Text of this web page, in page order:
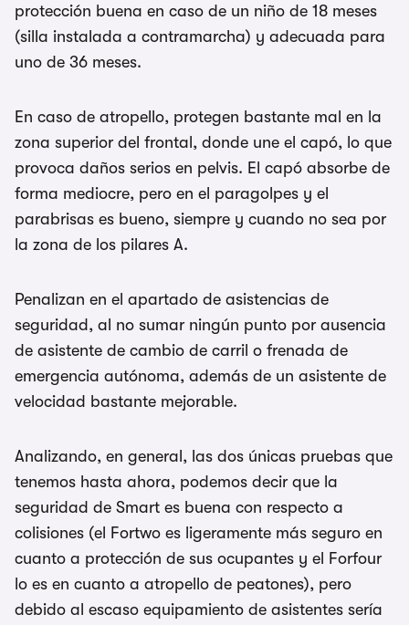
protección buena en caso de un niño de 18 meses
(silla instalada a contramarcha) y adecuada para
uno de 36 meses.
En caso de atropello, protegen bastante mal en la
zona superior del frontal, donde une el capó, lo que
provoca daños serios en pelvis. El capó absorbe de
forma mediocre, pero en el paragolpes y el
parabrisas es bueno, siempre y cuando no sea por
la zona de los pilares A.
Penalizan en el apartado de asistencias de
seguridad, al no sumar ningún punto por ausencia
de asistente de cambio de carril o frenada de
emergencia autónoma, además de un asistente de
velocidad bastante mejorable.
Analizando, en general, las dos únicas pruebas que
tenemos hasta ahora, podemos decir que la
seguridad de Smart es buena con respecto a
colisiones (el Fortwo es ligeramente más seguro en
cuanto a protección de sus ocupantes y el Forfour
lo es en cuanto a atropello de peatones), pero
debido al escaso equipamiento de asistentes sería